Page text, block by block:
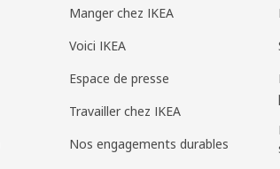
Manger chez IKEA
Voici IKEA
Espace de presse
Travailler chez IKEA
Nos engagements durables